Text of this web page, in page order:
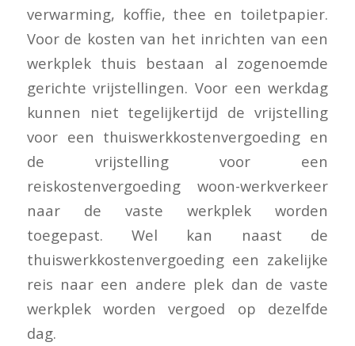
verwarming, koffie, thee en toiletpapier.
Voor de kosten van het inrichten van een
werkplek thuis bestaan al zogenoemde
gerichte vrijstellingen. Voor een werkdag
kunnen niet tegelijkertijd de vrijstelling
voor een thuiswerkkostenvergoeding en
de vrijstelling voor een
reiskostenvergoeding woon-werkverkeer
naar de vaste werkplek worden
toegepast. Wel kan naast de
thuiswerkkostenvergoeding een zakelijke
reis naar een andere plek dan de vaste
werkplek worden vergoed op dezelfde
dag.